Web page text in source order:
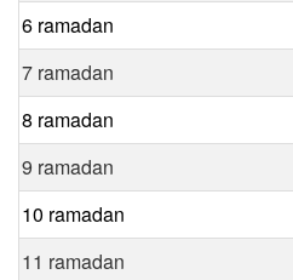
6 ramadan
7 ramadan
8 ramadan
9 ramadan
10 ramadan
11 ramadan